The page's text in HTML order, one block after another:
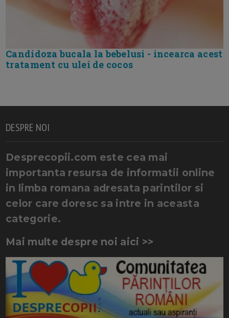
Candidoza bucala la bebelusi - incearca acest
tratament cu ulei de cocos
DESPRE NOI
Desprecopii.com este cea mai
importanta resursa de informatii online
in limba romana adresata parintilor si
celor care doresc sa intre in aceasta
categorie.
Mai multe despre noi aici >>